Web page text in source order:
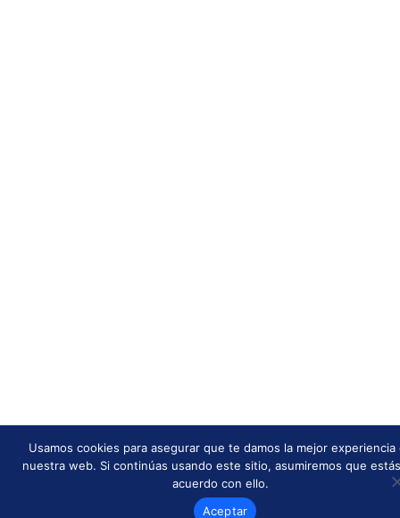
Usamos cookies para asegurar que te damos la mejor experiencia
nuestra web. Si continúas usando este sitio, asumiremos que
acuerdo con ello.
Aceptar